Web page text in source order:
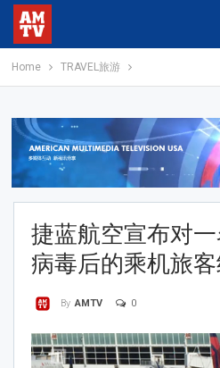
Home TRAVEL旅游
捷蓝航空宣布对
病毒后的乘机旅
By AMTV 0